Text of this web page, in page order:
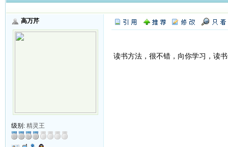
高万芹
级别: 精灵王
读书方法，很不错，向你学习，读